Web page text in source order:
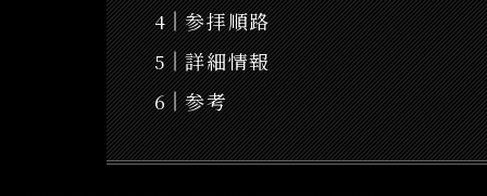
参拝順路
詳細情報
参考